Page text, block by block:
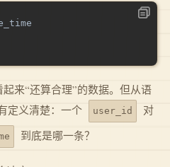
来“还算合理”的数据。但从语
定义清楚：一个
user_id
对
到底是哪一条？